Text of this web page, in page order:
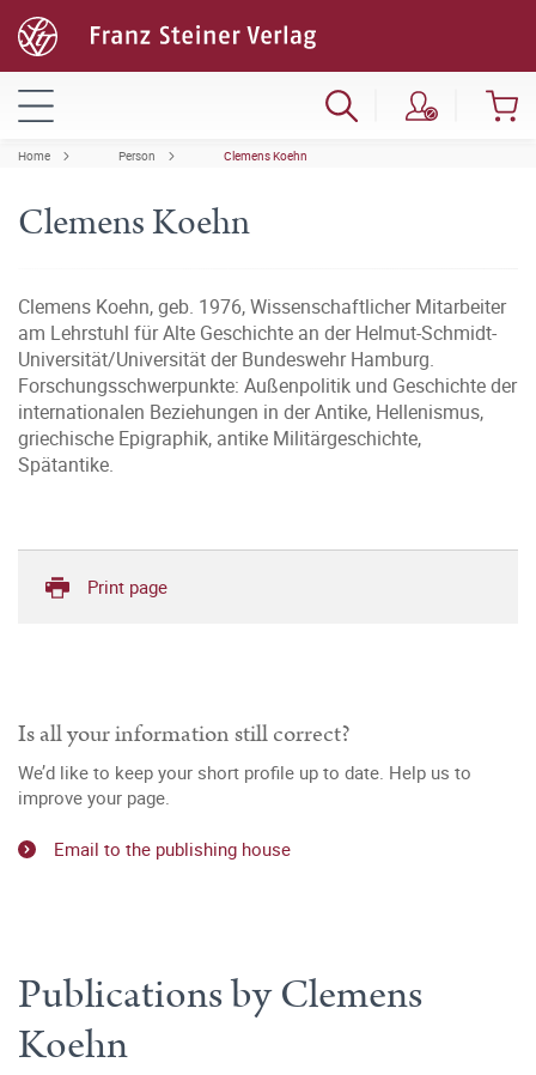
Home Person Clemens Koehn
Clemens Koehn
Clemens Koehn, geb. 1976, Wissenschaftlicher Mitarbeiter
am Lehrstuhl für Alte Geschichte an der Helmut-Schmidt-
Universität/Universität der Bundeswehr Hamburg.
Forschungsschwerpunkte: Außenpolitik und Geschichte der
internationalen Beziehungen in der Antike, Hellenismus,
griechische Epigraphik, antike Militärgeschichte,
Spätantike.
Print page
Is all your information still correct?
We’d like to keep your short profile up to date. Help us to
improve your page.
Email to the publishing house
Publications by Clemens
Koehn